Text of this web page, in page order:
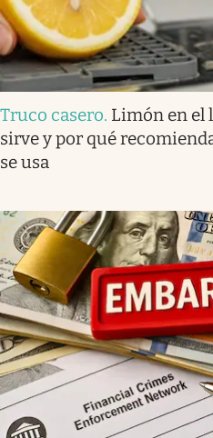
Truco casero. Limón en el
sirve y por qué
se usa